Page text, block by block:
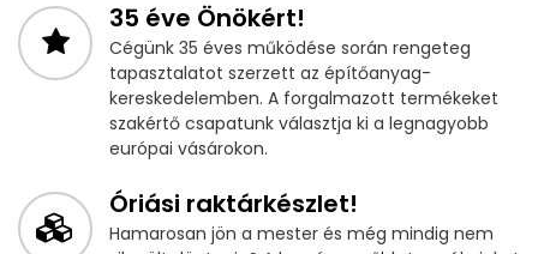
35 éve Önökért!
Cégünk 35 éves működése során rengeteg
tapasztalatot szerzett az építőanyag-
kereskedelemben. A forgalmazott termékeket
szakértő csapatunk választja ki a legnagyobb
európai vásárokon.
Óriási raktárkészlet!
Hamarosan jön a mester és még mindig nem